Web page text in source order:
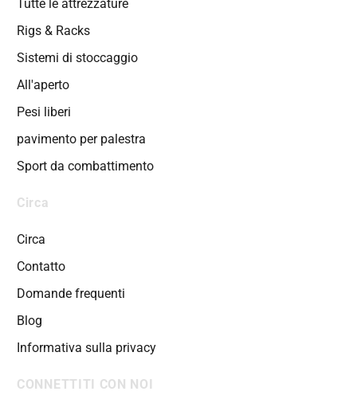
Tutte le attrezzature
Rigs & Racks
Sistemi di stoccaggio
All'aperto
Pesi liberi
pavimento per palestra
Sport da combattimento
Circa
Circa
Contatto
Domande frequenti
Blog
Informativa sulla privacy
CONNETTITI CON NOI